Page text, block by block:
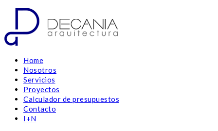
Home
Nosotros
Servicios
Proyectos
Calculador de presupuestos
Contacto
I+N